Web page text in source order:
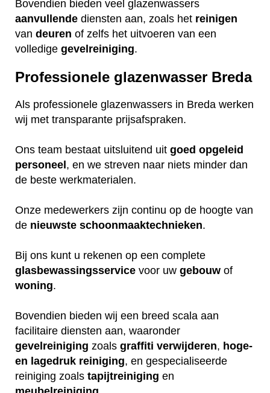
Bovendien bieden veel glazenwassers
aanvullende diensten aan, zoals het reinigen
van deuren of zelfs het uitvoeren van een
volledige gevelreiniging.
Professionele glazenwasser Breda
Als professionele glazenwassers in Breda werken
wij met transparante prijsafspraken.
Ons team bestaat uitsluitend uit goed opgeleid
personeel , en we streven naar niets minder dan
de beste werkmaterialen.
Onze medewerkers zijn continu op de hoogte van
de nieuwste schoonmaaktechnieken.
Bij ons kunt u rekenen op een complete
glasbewassingsservice voor uw gebouw of
woning.
Bovendien bieden wij een breed scala aan
facilitaire diensten aan, waaronder
gevelreiniging zoals graffiti verwijderen, hoge-
en lagedruk reiniging, en gespecialiseerde
reiniging zoals tapijtreiniging en